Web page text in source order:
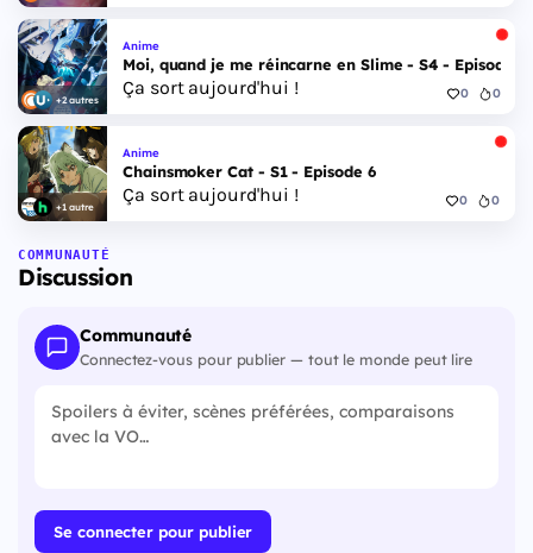
+2 autres
Anime
Moi, quand je me réincarne en Slime - S4 - Episode
Ça sort aujourd'hui ! 0 0
+1 autre
Anime
Chainsmoker Cat - S1 - Episode 6
Ça sort aujourd'hui ! 0 0
COMMUNAUTÉ
Discussion
Communauté
Connectez-vous pour publier — tout le monde peut lire
Se connecter pour publier